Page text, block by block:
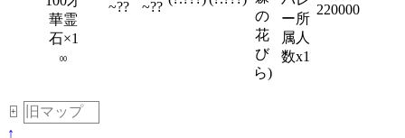
華霊
石×1
00
~?? ~??
の
花
び
ら)
ー所
属人
数x1
220000
+ 旧マップ＿
↑